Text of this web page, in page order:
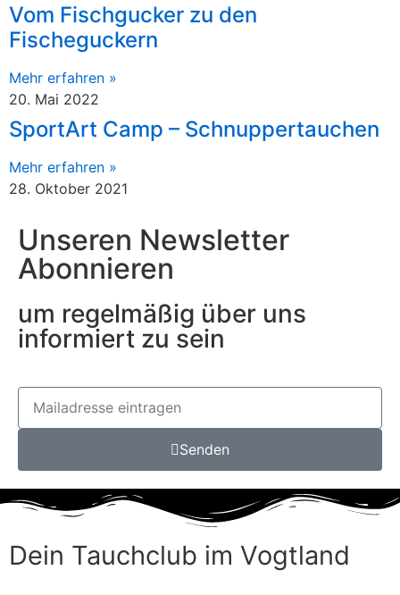
Vom Fischgucker zu den
Fischeguckern
Mehr erfahren »
20. Mai 2022
SportArt Camp – Schnuppertauchen
Mehr erfahren »
28. Oktober 2021
Unseren Newsletter
Abonnieren
um regelmäßig über uns
informiert zu sein
Senden
Dein Tauchclub im Vogtland